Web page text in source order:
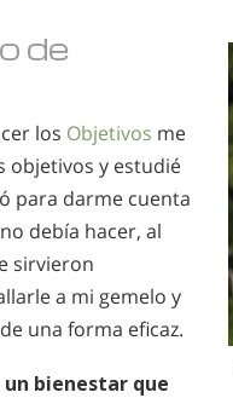
de
los Objetivos me
objetivos y estudié
para darme cuenta
debía hacer, al
sirvieron
a mi gemelo y
una forma eficaz.
bienestar que